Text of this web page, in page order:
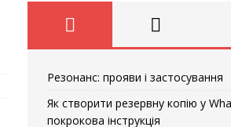
Резонанс: прояви і застосування
Як створити резервну копію у
покрокова інструкція